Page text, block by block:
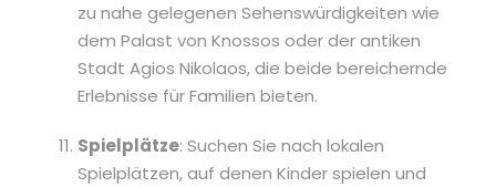
zu nahe gelegenen Sehenswürdigkeiten wie
dem Palast von Knossos oder der antiken
Stadt Agios Nikolaos, die beide bereichernde
Erlebnisse für Familien bieten.
Spielplätze: Suchen Sie nach lokalen
Spielplätzen, auf denen Kinder spielen und